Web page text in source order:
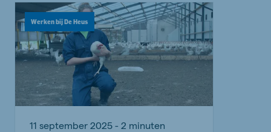
Werken bij De Heus
11 september 2025 - 2 minuten